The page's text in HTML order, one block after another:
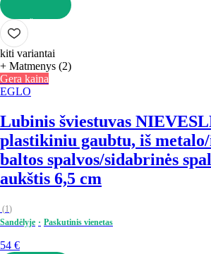
Į KREPŠELĮ
kiti variantai
+ Matmenys (2)
Gera kaina
EGLO
Lubinis šviestuvas NIEVES
plastikiniu gaubtu, iš
baltos spalvos/sidabrinės
aukštis 6,5 cm
(1)
Sandėlyje
Paskutinis vienetas
54 €